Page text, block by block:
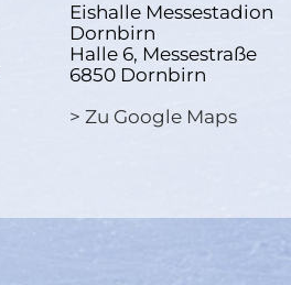
Eishalle Messestadion
Dornbirn
Halle 6, Messestraße
6850 Dornbirn
> Zu Google Maps